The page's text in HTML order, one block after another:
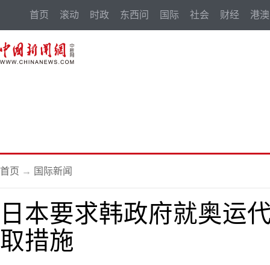
首页 滚动 时政 东西问 国际 社会 财经 港澳
首页 → 国际新闻
日本要求韩政府就奥运
取措施